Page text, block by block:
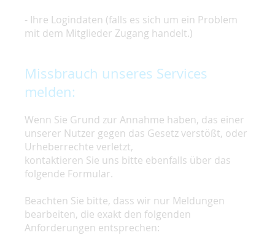
- Ihre Logindaten (falls es sich um ein Problem
mit dem Mitglieder Zugang handelt.)
Missbrauch unseres Services
melden:
Wenn Sie Grund zur Annahme haben, das einer
unserer Nutzer gegen das Gesetz verstößt, oder
Urheberrechte verletzt,
kontaktieren Sie uns bitte ebenfalls über das
folgende Formular.
Beachten Sie bitte, dass wir nur Meldungen
bearbeiten, die exakt den folgenden
Anforderungen entsprechen: